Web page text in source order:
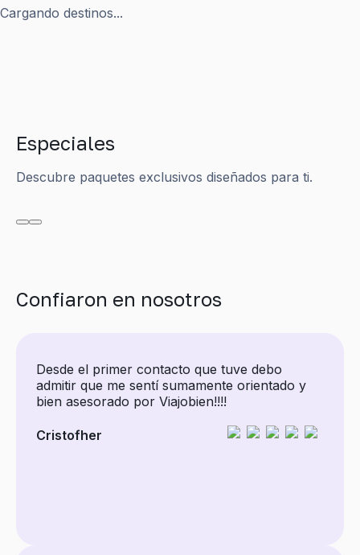
Cargando destinos...
Especiales
Descubre paquetes exclusivos diseñados para ti.
Confiaron en nosotros
Desde el primer contacto que tuve debo
admitir que me sentí sumamente orientado y
bien asesorado por Viajobien!!!!
Cristofher